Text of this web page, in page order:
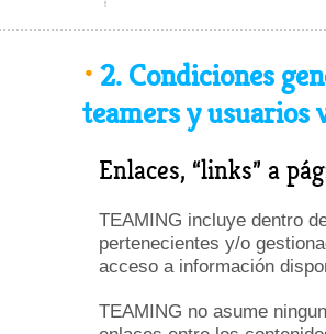
2. Condiciones
teamers y usuarios
Enlaces, “links” a
TEAMING incluye dentro
pertenecientes y/o
acceso a información
TEAMING no asume